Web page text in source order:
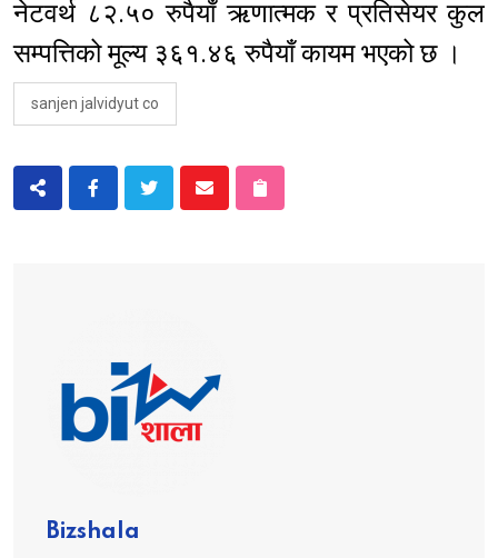
नेटवर्थ ८२.५० रुपैयाँ ऋणात्मक र प्रतिसेयर कुल
सम्पत्तिको मूल्य ३६१.४६ रुपैयाँ कायम भएको छ ।
sanjen jalvidyut co
Bizshala